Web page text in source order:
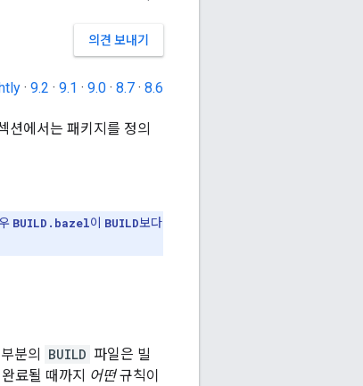
의견 보내기
· 9.2 · 9.1 · 9.0 · 8.7 · 8.6
션에서는 패키지를 정의
BUILD.bazel이 BUILD보다
분의 BUILD 파일은 빌
료될 때까지 어떤규칙이